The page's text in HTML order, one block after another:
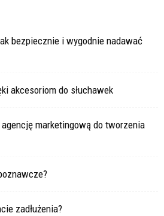
bezpiecznie i wygodnie nadawać
akcesoriom do słuchawek
marketingową do tworzenia
zadłużenia?